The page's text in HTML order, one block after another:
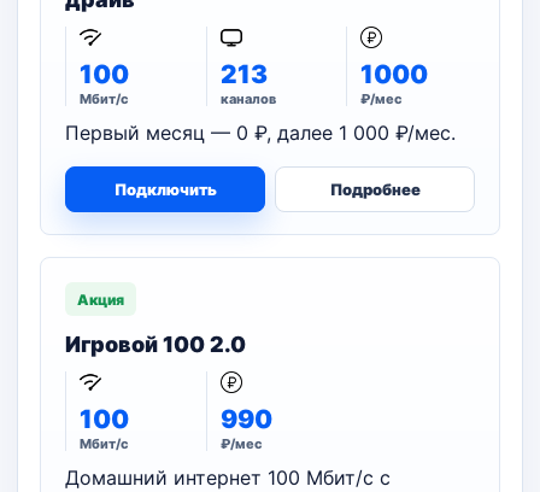
100
Мбит/с
213
каналов
1000
₽/мес
Первый месяц — 0 ₽, далее 1 000 ₽/мес.
Подключить Подробнее
Акция
Игровой 100 2.0
100
Мбит/с
990
₽/мес
Домашний интернет 100 Мбит/с с